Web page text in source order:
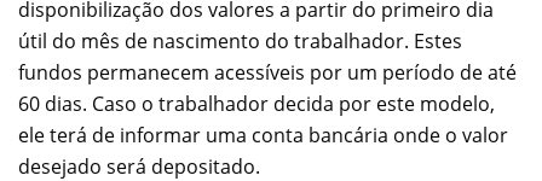
disponibilização dos valores a partir do primeiro dia
útil do mês de nascimento do trabalhador. Estes
fundos permanecem acessíveis por um período de até
60 dias. Caso o trabalhador decida por este modelo,
ele terá de informar uma conta bancária onde o valor
desejado será depositado.